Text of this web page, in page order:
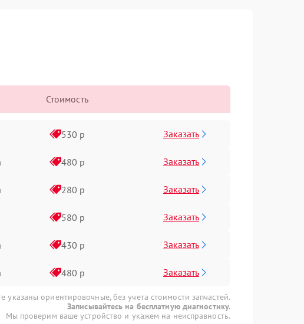
Стоимость
530 р Заказать
480 р Заказать
280 р Заказать
580 р Заказать
430 р Заказать
480 р Заказать
указаны ориентировочные, без учета стоимости запчастей.
Записывайтесь на бесплатную диагностику.
Мы проверим ваше устройство и укажем на неисправность.